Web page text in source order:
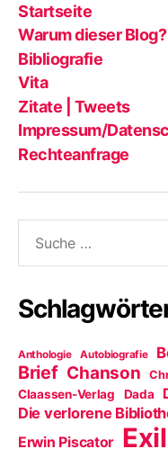
Startseite
Warum dieser Blog?
Bibliografie
Vita
Zitate | Tweets
Impressum/
Rechteanfrage
nach:
Anthologie Autobiografie
Brief Chanson
Claassen-Verlag Dada
Die verlorene
Erwin Piscator Exil